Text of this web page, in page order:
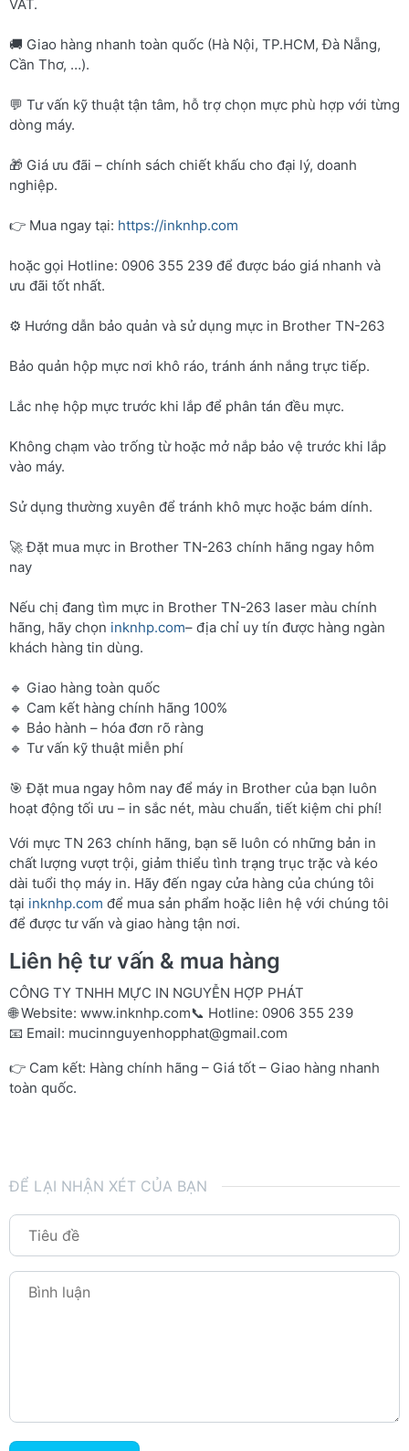
VAT.
🚚 Giao hàng nhanh toàn quốc (Hà Nội, TP.HCM, Đà Nẵng,
Cần Thơ, …).
💬 Tư vấn kỹ thuật tận tâm, hỗ trợ chọn mực phù hợp với từng
dòng máy.
🎁 Giá ưu đãi – chính sách chiết khấu cho đại lý, doanh
nghiệp.
👉 Mua ngay tại: https://inknhp.com
hoặc gọi Hotline: 0906 355 239 để được báo giá nhanh và
ưu đãi tốt nhất.
⚙️ Hướng dẫn bảo quản và sử dụng mực in Brother TN-263
Bảo quản hộp mực nơi khô ráo, tránh ánh nắng trực tiếp.
Lắc nhẹ hộp mực trước khi lắp để phân tán đều mực.
Không chạm vào trống từ hoặc mở nắp bảo vệ trước khi lắp
vào máy.
Sử dụng thường xuyên để tránh khô mực hoặc bám dính.
🚀 Đặt mua mực in Brother TN-263 chính hãng ngay hôm
nay
Nếu chị đang tìm mực in Brother TN-263 laser màu chính
hãng, hãy chọn inknhp.com– địa chỉ uy tín được hàng ngàn
khách hàng tin dùng.
🔹 Giao hàng toàn quốc
🔹 Cam kết hàng chính hãng 100%
🔹 Bảo hành – hóa đơn rõ ràng
🔹 Tư vấn kỹ thuật miễn phí
🎯 Đặt mua ngay hôm nay để máy in Brother của bạn luôn
hoạt động tối ưu – in sắc nét, màu chuẩn, tiết kiệm chi phí!
Với mực TN 263 chính hãng, bạn sẽ luôn có những bản in
chất lượng vượt trội, giảm thiểu tình trạng trục trặc và kéo
dài tuổi thọ máy in. Hãy đến ngay cửa hàng của chúng tôi
tại inknhp.com để mua sản phẩm hoặc liên hệ với chúng tôi
để được tư vấn và giao hàng tận nơi.
Liên hệ tư vấn & mua hàng
CÔNG TY TNHH MỰC IN NGUYỄN HỢP PHÁT
🌐 Website: www.inknhp.com📞 Hotline: 0906 355 239
📧 Email: mucinnguyenhopphat@gmail.com
👉 Cam kết: Hàng chính hãng – Giá tốt – Giao hàng nhanh
toàn quốc.
ĐỂ LẠI NHẬN XÉT CỦA BẠN